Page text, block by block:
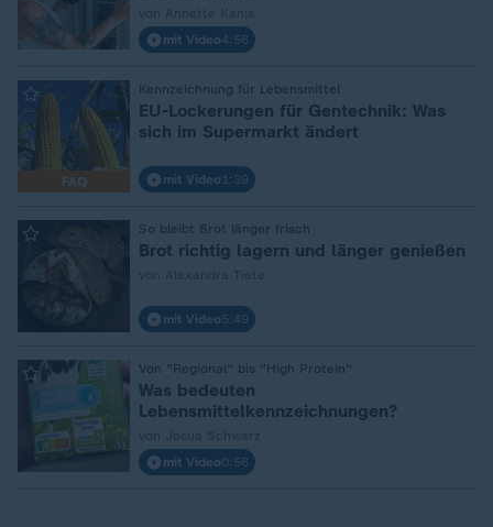
mit Video4:56
FAQ
Kennzeichnung für Lebensmittel
EU-Lockerungen für Gentechnik: Was
sich im Supermarkt ändert
mit Video 1:39
So bleibt Brot länger frisch
Brot richtig lagern und länger genießen
mit Video5:49
Von "Regional" bis "High Protein"
Was bedeuten
Lebensmittelkennzeichnungen?
mit Video0:56